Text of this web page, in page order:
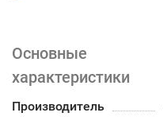
Основные
характеристики
Производитель